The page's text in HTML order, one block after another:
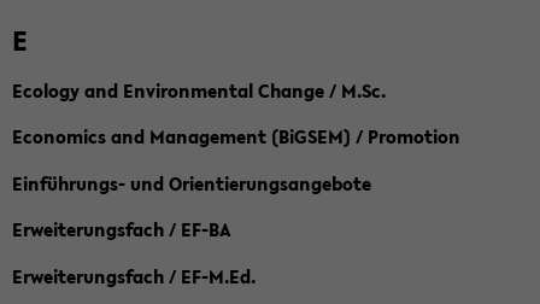
E
Ecology and Environmental Change / M.Sc.
Economics and Management (BiGSEM) / Promotion
Einführungs- und Orientierungsangebote
Erweiterungsfach / EF-BA
Erweiterungsfach / EF-M.Ed.